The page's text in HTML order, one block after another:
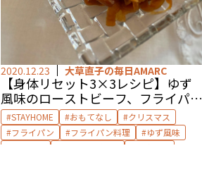
2020.12.23 大草直子の毎日AMARC
【身体リセット3×3レシピ】ゆず
風味のローストビーフ、フライパン
で by 山脇りこ
STAYHOME おもてなし
クリスマス
フライパン
フライパン料理
ゆず風味